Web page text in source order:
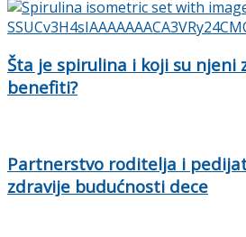
Šta je spirulina i koji su njeni
benefiti?
Partnerstvo roditelja i
zdravije budućnosti dece